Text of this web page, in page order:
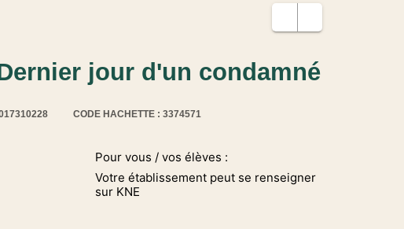
jour d'un condamné
CODE HACHETTE : 3374571
Pour vous / vos élèves :
Votre établissement peut se renseigner
sur KNE